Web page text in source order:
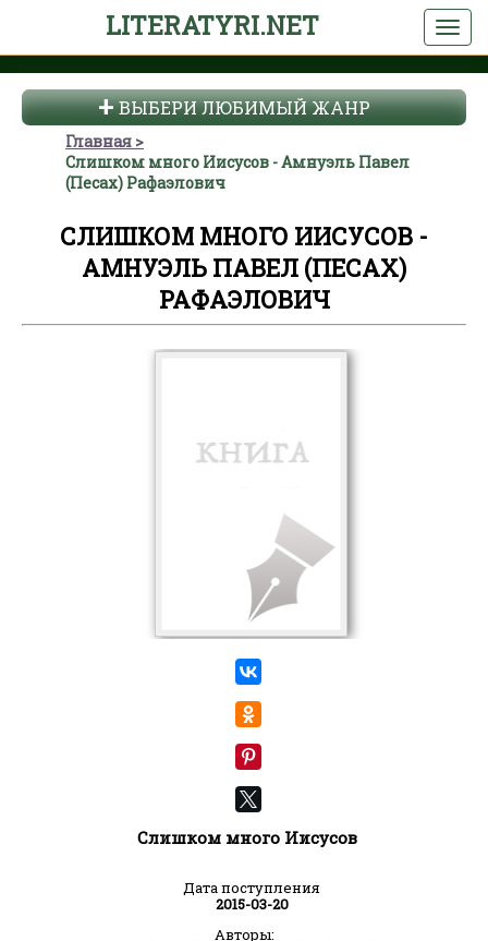
LITERATYRI.NET
ВЫБЕРИ ЛЮБИМЫЙ ЖАНР
Главная
Слишком много Иисусов - Амнуэль Павел
(Песах) Рафаэлович
СЛИШКОМ МНОГО ИИСУСОВ -
АМНУЭЛЬ ПАВЕЛ (ПЕСАХ)
РАФАЭЛОВИЧ
Слишком много Иисусов
Дата поступления
2015-03-20
Авторы: